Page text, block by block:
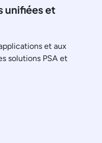
unifiées et
et aux
solutions PSA et